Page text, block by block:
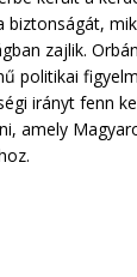
biztonságát,
zajlik.
politikai
irányt fenn
amely